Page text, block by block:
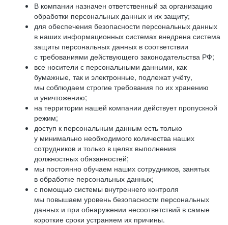
В компании назначен ответственный за организацию
обработки персональных данных и их защиту;
для обеспечения безопасности персональных данных
в наших информационных системах внедрена система
защиты персональных данных в соответствии
с требованиями действующего законодательства РФ;
все носители с персональными данными, как
бумажные, так и электронные, подлежат учёту,
мы соблюдаем строгие требования по их хранению
и уничтожению;
на территории нашей компании действует пропускной
режим;
доступ к персональным данным есть только
у минимально необходимого количества наших
сотрудников и только в целях выполнения
должностных обязанностей;
мы постоянно обучаем наших сотрудников, занятых
в обработке персональных данных;
с помощью системы внутреннего контроля
мы повышаем уровень безопасности персональных
данных и при обнаружении несоответствий в самые
короткие сроки устраняем их причины.